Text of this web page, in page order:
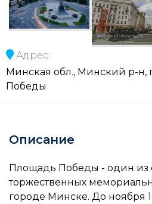
Адрес:
Минская обл., Минский р-н,
Победы
Описание
Площадь Победы - один из
торжественных
городе Минске. До ноября